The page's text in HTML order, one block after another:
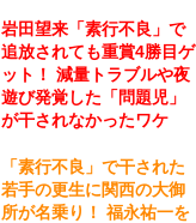
岩田望来「素行不良」で
追放されても重賞4勝目ゲ
ット！ 減量トラブルや夜
遊び発覚した「問題児」
が干されなかったワケ
「素行不良」で干された
若手の更生に関西の大御
所が名乗り！ 福永祐一を